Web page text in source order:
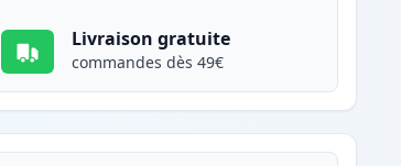
Livraison gratuite
commandes dès 49€